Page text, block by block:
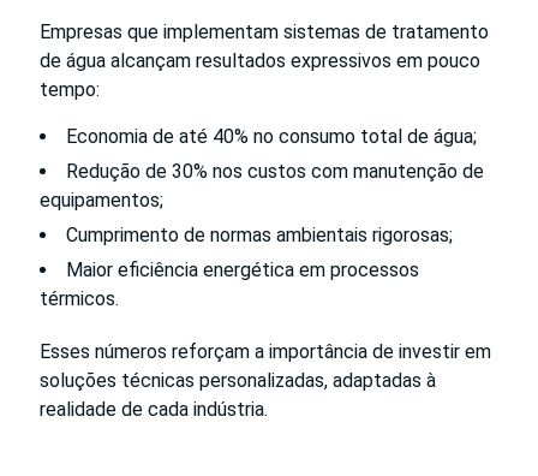
Empresas que implementam sistemas de tratamento
de água alcançam resultados expressivos em pouco
tempo:
Economia de até 40% no consumo total de água;
Redução de 30% nos custos com manutenção de
equipamentos;
Cumprimento de normas ambientais rigorosas;
Maior eficiência energética em processos
térmicos.
Esses números reforçam a importância de investir em
soluções técnicas personalizadas, adaptadas à
realidade de cada indústria.